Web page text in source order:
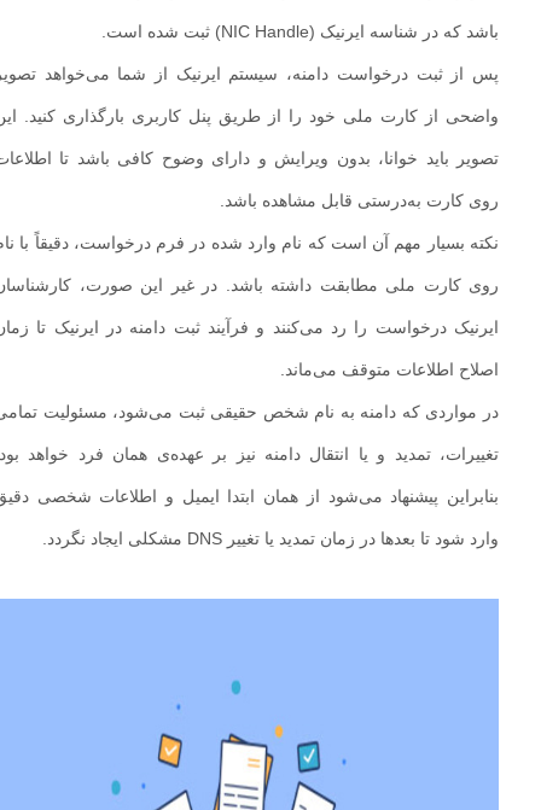
باشد که در شناسه ایرنیک (NIC Handle) ثبت شده است.
پس از ثبت درخواست دامنه، سیستم ایرنیک از شما می‌خواهد تصویر
واضحی از کارت ملی خود را از طریق پنل کاربری بارگذاری کنید. این
تصویر باید خوانا، بدون ویرایش و دارای وضوح کافی باشد تا اطلاعات
روی کارت به‌درستی قابل مشاهده باشد.
نکته بسیار مهم آن است که نام وارد شده در فرم درخواست، دقیقاً با نام
روی کارت ملی مطابقت داشته باشد. در غیر این صورت، کارشناسان
ایرنیک درخواست را رد می‌کنند و فرآیند ثبت دامنه در ایرنیک تا زمان
اصلاح اطلاعات متوقف می‌ماند.
در مواردی که دامنه به نام شخص حقیقی ثبت می‌شود، مسئولیت تمامی
تغییرات، تمدید و یا انتقال دامنه نیز بر عهده‌ی همان فرد خواهد بود.
بنابراین پیشنهاد می‌شود از همان ابتدا ایمیل و اطلاعات شخصی دقیق
وارد شود تا بعدها در زمان تمدید یا تغییر DNS مشکلی ایجاد نگردد.